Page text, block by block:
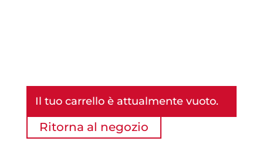
Il tuo carrello è attualmente vuoto.
Ritorna al negozio